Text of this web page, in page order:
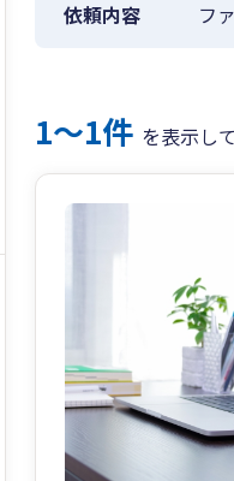
依頼内容
フ
1〜1件 を表示し